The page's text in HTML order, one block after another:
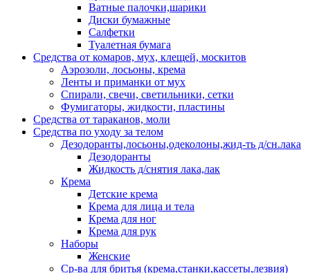
Ватные палочки,шарики
Диски бумажные
Салфетки
Туалетная бумага
Средства от комаров, мух, клещей, москитов
Аэрозоли, лосьоны, крема
Ленты и приманки от мух
Спирали, свечи, светильники, сетки
Фумигаторы, жидкости, пластины
Средства от тараканов, моли
Средства по уходу за телом
Дезодоранты,лосьоны,одеколоны,жид-ть д/сн.лака
Дезодоранты
Жидкость д/снятия лака,лак
Крема
Детские крема
Крема для лица и тела
Крема для ног
Крема для рук
Наборы
Женские
Ср-ва для бритья (крема,станки,кассеты,лезвия)